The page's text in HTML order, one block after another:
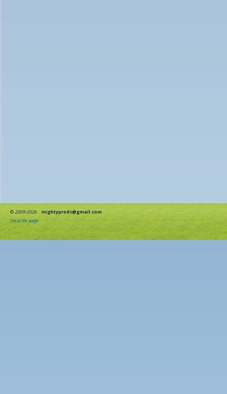
©2009-2026
mightyprods@gmail.com
Haut de page